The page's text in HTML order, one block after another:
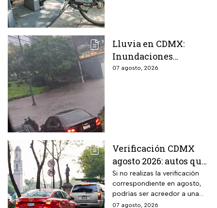
Lluvia en CDMX:
Inundaciones
colapsan Periférico
07 agosto, 2026
Verificación CDMX
agosto 2026: autos que
deben hacer el
trámite y posibles
multas
Si no realizas la verificación
correspondiente en agosto,
podrías ser acreedor a una
sanción económica
07 agosto, 2026